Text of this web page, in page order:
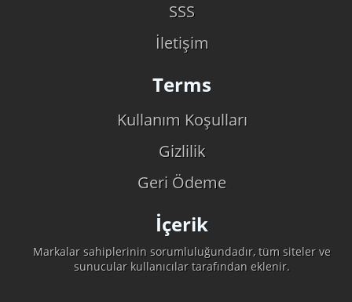
SSS
İletişim
Terms
Kullanım Koşulları
Gizlilik
Geri Ödeme
İçerik
Markalar sahiplerinin sorumluluğundadır, tüm siteler ve
sunucular kullanıcılar tarafından eklenir.